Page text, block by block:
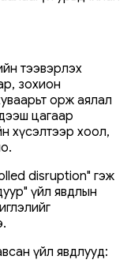
тээвэрлэх
зохион
орж аялал
цагаар
хүсэлтээр хоол,
disruption" гэж
үйл явдлын
үйл явдлууд: